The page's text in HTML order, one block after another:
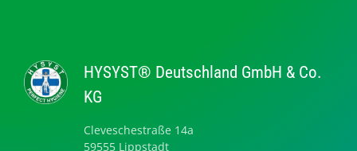
HYSYST® Deutschland GmbH & Co.
KG
Cleveschestraße 14a
59555 Lippstadt